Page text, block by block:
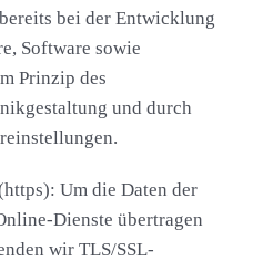
bei der Entwicklung
Software sowie
Prinzip des
und durch
Um die Daten der
Dienste übertragen
wir TLS/SSL-